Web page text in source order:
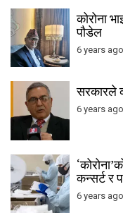
कोरोना
पौडेल
6 years ago
सरकारले
6 years ago
कन्सर्ट र
6 years ago